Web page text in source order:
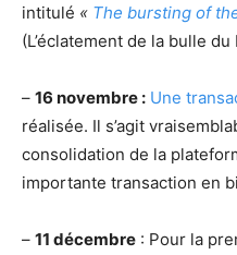
intitulé « The bursting of
(L’éclatement de la bulle du
– 16 novembre : Une
réalisée. Il s’agit
consolidation de la
importante transaction en
– 11 décembre : Pour la